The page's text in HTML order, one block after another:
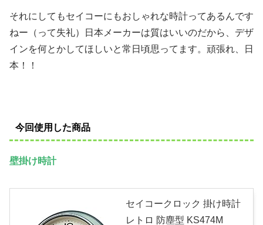
それにしてもセイコーにもおしゃれな時計ってあるんです
ねー（って失礼）日本メーカーは質はいいのだから、デザ
インを何とかしてほしいと常日頃思ってます。頑張れ、日
本！！
今回使用した商品
壁掛け時計
セイコークロック 掛け時計
レトロ 防塵型 KS474M